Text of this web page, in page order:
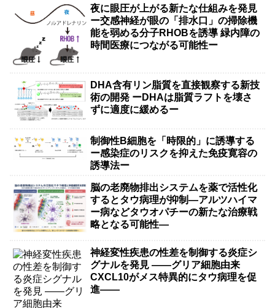
夜に眼圧が上がる新たな仕組みを発見
ー交感神経が眼の「排水口」の掃除機
能を弱める分子RHOBを誘導 緑内障の
時間医療につながる可能性ー
DHA含有リン脂質を直接観察する新技
術の開発 ーDHAは脂質ラフトを壊さ
ずに適度に緩めるー
制御性B細胞を「時限的」に誘導する
ー感染症のリスクを抑えた免疫寛容の
誘導法ー
脳の老廃物排出システムを薬で活性化
するとタウ病理が抑制―アルツハイマ
ー病などタウオパチーの新たな治療戦
略となる可能性―
神経変性疾患の性差を制御する炎症シ
グナルを発見 ――グリア細胞由来
CXCL10がメス特異的にタウ病理を促
進――